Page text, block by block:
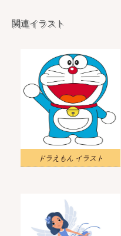
関連イラスト
ドラえもん イラスト